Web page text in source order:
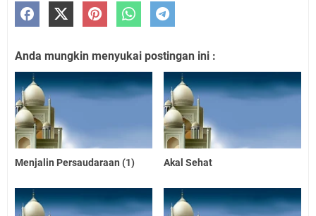
Anda mungkin menyukai postingan ini :
Menjalin Persaudaraan (1) Akal Sehat